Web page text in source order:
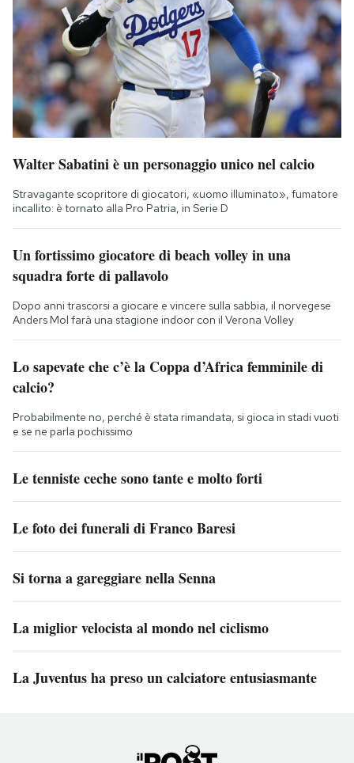
Walter Sabatini è un personaggio unico nel calcio
Stravagante scopritore di giocatori, «uomo illuminato», fumatore
incallito: è tornato alla Pro Patria, in Serie D
Un fortissimo giocatore di beach volley in una
squadra forte di pallavolo
Dopo anni trascorsi a giocare e vincere sulla sabbia, il norvegese
Anders Mol farà una stagione indoor con il Verona Volley
Lo sapevate che c’è la Coppa d’Africa femminile di
calcio?
Probabilmente no, perché è stata rimandata, si gioca in stadi vuoti
e se ne parla pochissimo
Le tenniste ceche sono tante e molto forti
Le foto dei funerali di Franco Baresi
Si torna a gareggiare nella Senna
La miglior velocista al mondo nel ciclismo
La Juventus ha preso un calciatore entusiasmante